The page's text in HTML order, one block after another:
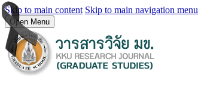
Skip to main content Skip to main navigation menu
Open Menu